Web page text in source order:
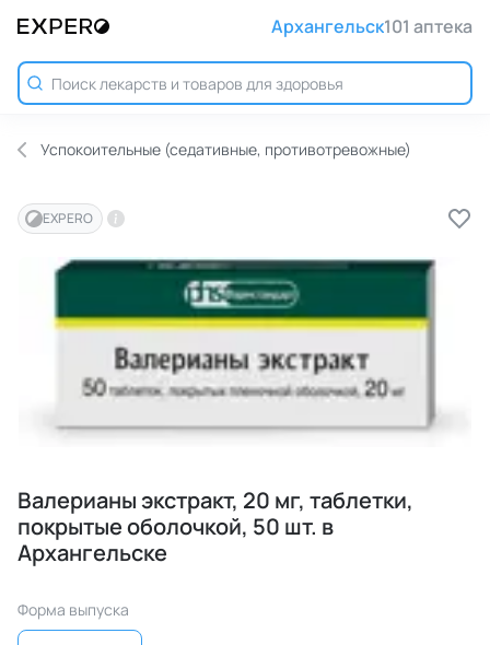
Архангельск101 аптека
Успокоительные (седативные, противотревожные)
EXPERO
Валерианы экстракт, 20 мг, таблетки,
покрытые оболочкой, 50 шт. в
Архангельске
Форма выпуска